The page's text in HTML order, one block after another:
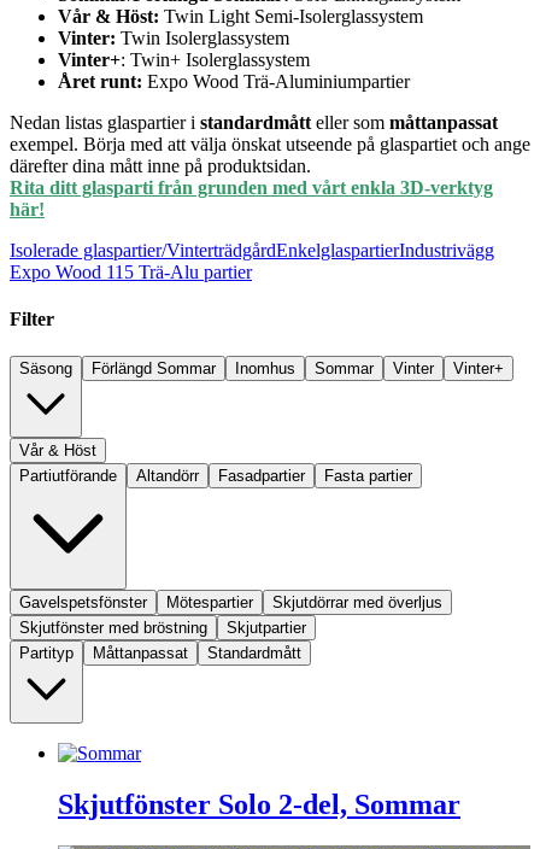
Vår & Höst: Twin Light Semi-Isolerglassystem
Vinter: Twin Isolerglassystem
Vinter+: Twin+ Isolerglassystem
Året runt: Expo Wood Trä-Aluminiumpartier
Nedan listas glaspartier i standardmått eller som måttanpassat
exempel. Börja med att välja önskat utseende på glaspartiet och ange
därefter dina mått inne på produktsidan.
Rita ditt glasparti från grunden med vårt enkla 3D-verktyg
här!
Isolerade glaspartier/VinterträdgårdEnkelglaspartierIndustrivägg
Expo Wood 115 Trä-Alu partier
Filter
Säsong Förlängd Sommar Inomhus Sommar Vinter Vinter+
Vår & Höst
Partiutförande
Altandörr Fasadpartier Fasta partier
Gavelspetsfönster Mötespartier
Skjutdörrar med överljus
Skjutfönster med bröstning
Skjutpartier
Partityp
Måttanpassat Standardmått
Skjutfönster Solo 2-del, Sommar